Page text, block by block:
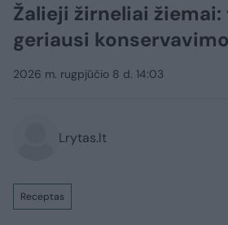
Žalieji žirneliai žiemai:
geriausi
2026 m. rugpjūčio 8 d. 14:03
Lrytas.lt
Receptas